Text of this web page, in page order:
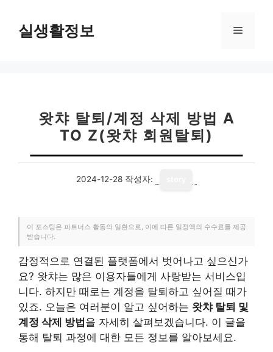
실생활정보 메
왓챠 탈퇴/계정 삭제 방법 A
TO Z(왓챠 회원탈퇴)
2024-12-28 작성자:
이 포스팅은 파트너스 활동의 일환으로, 이에 따른 일정액의 수수료를 제공
받습니다.
감정적으로 연결된 플랫폼에서 벗어나고 싶으신가
요? 왓챠는 많은 이용자들에게 사랑받는 서비스입
니다. 하지만 때로는 계정을 탈퇴하고 싶어질 때가
있죠. 오늘은 여러분이 알고 싶어하는 왓챠 탈퇴 및
계정 삭제 방법 을 자세히 살펴보겠습니다. 이 글을
통해 탈퇴 과정에 대한 모든 정보를 알아보세요.